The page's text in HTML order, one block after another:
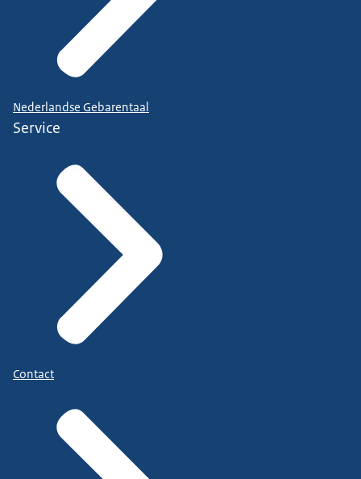
Nederlandse Gebarentaal
Service
Contact